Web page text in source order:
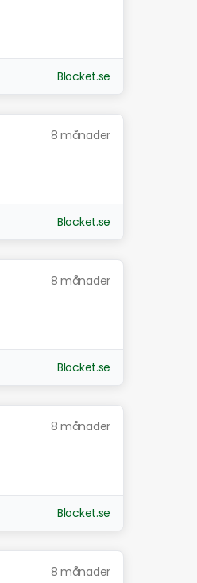
Blocket.se
8 månader
Blocket.se
8 månader
Blocket.se
8 månader
Blocket.se
8 månader